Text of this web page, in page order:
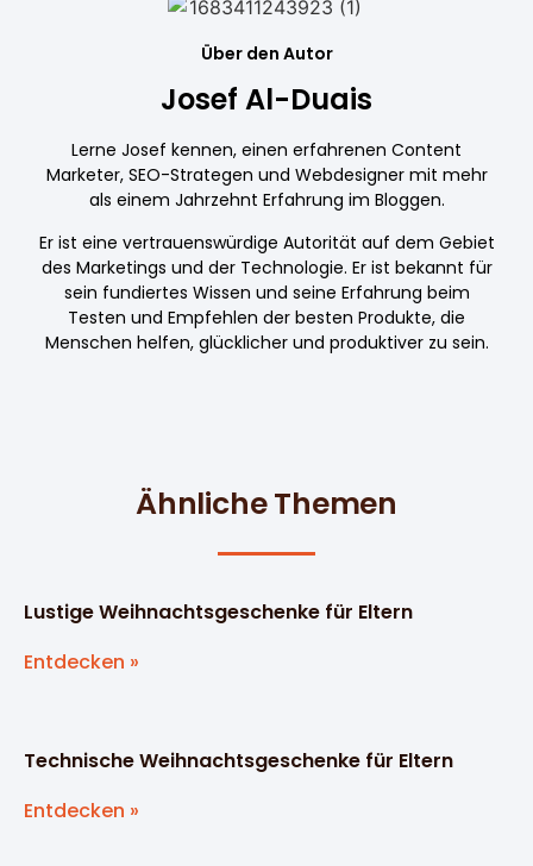
Über den Autor
Josef Al-Duais
Lerne Josef kennen, einen erfahrenen Content
Marketer, SEO-Strategen und Webdesigner mit mehr
als einem Jahrzehnt Erfahrung im Bloggen.
Er ist eine vertrauenswürdige Autorität auf dem Gebiet
des Marketings und der Technologie. Er ist bekannt für
sein fundiertes Wissen und seine Erfahrung beim
Testen und Empfehlen der besten Produkte, die
Menschen helfen, glücklicher und produktiver zu sein.
Ähnliche Themen
Lustige Weihnachtsgeschenke für Eltern
Entdecken »
Technische Weihnachtsgeschenke für Eltern
Entdecken »